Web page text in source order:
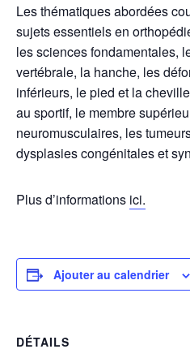
Les thématiques abordées
sujets essentiels en
les sciences fondamentales,
vertébrale, la hanche, les
inférieurs, le pied et la
au sportif, le membre
neuromusculaires, les
dysplasies congénitales et
Plus d’informations ici.
Ajouter au calendrier
DÉTAILS